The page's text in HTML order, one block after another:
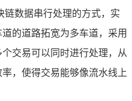
链数据串行处理的方式，实
的道路拓宽为多车道，采用
交易可以同时进行处理，从
，使得交易能够像流水线上